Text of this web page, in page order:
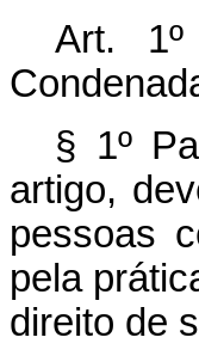
Art.
§ 1º
artigo,
pessoas
pela
direito de